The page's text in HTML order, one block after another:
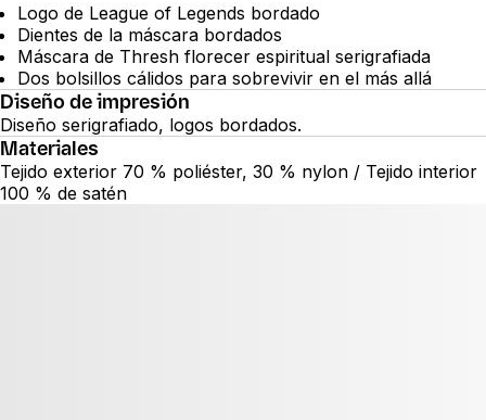
Logo de League of Legends bordado
Dientes de la máscara bordados
Máscara de Thresh florecer espiritual serigrafiada
Dos bolsillos cálidos para sobrevivir en el más allá
Diseño de impresión
Diseño serigrafiado, logos bordados.
Materiales
Tejido exterior 70 % poliéster, 30 % nylon / Tejido interior
100 % de satén